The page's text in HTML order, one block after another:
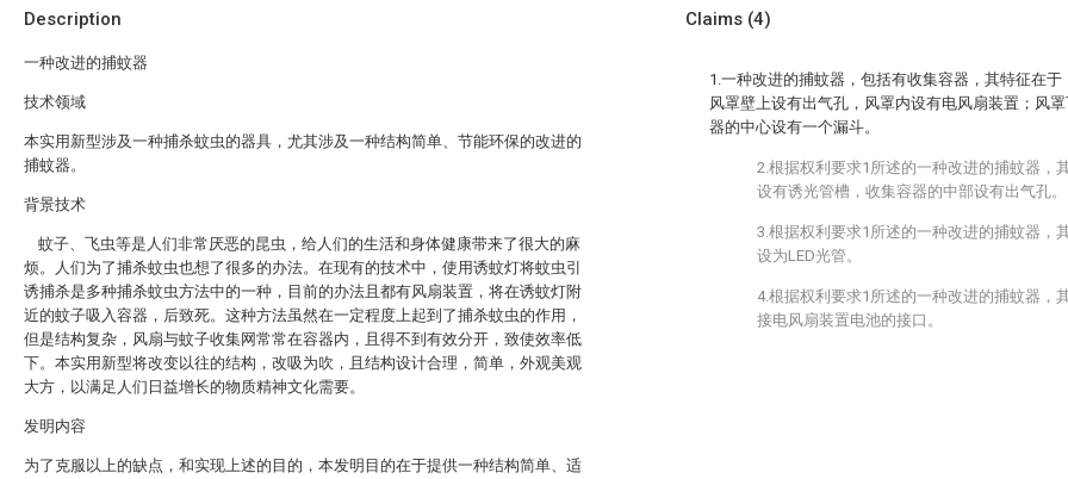
Description
一种改进的捕蚊器
技术领域
本实用新型涉及一种捕杀蚊虫的器具，尤其涉及一种结构简单、节能环保的改进的
捕蚊器。
背景技术
蚊子、飞虫等是人们非常厌恶的昆虫，给人们的生活和身体健康带来了很大的麻
烦。人们为了捕杀蚊虫也想了很多的办法。在现有的技术中，使用诱蚊灯将蚊虫引
诱捕杀是多种捕杀蚊虫方法中的一种，目前的办法且都有风扇装置，将在诱蚊灯附
近的蚊子吸入容器，后致死。这种方法虽然在一定程度上起到了捕杀蚊虫的作用，
但是结构复杂，风扇与蚊子收集网常常在容器内，且得不到有效分开，致使效率低
下。本实用新型将改变以往的结构，改吸为吹，且结构设计合理，简单，外观美观
大方，以满足人们日益增长的物质精神文化需要。
发明内容
为了克服以上的缺点，和实现上述的目的，本发明目的在于提供一种结构简单、适
Claims (4)
1.一种改进的捕蚊器，包括有收集容器，其特征在于
风罩壁上设有出气孔，风罩内设有电风扇装置；风
器的中心设有一个漏斗。
2.根据权利要求1所述的一种改进的捕蚊器，
设有诱光管槽，收集容器的中部设有出气孔。
3.根据权利要求1所述的一种改进的捕蚊器，
设为LED光管。
4.根据权利要求1所述的一种改进的捕蚊器，
接电风扇装置电池的接口。